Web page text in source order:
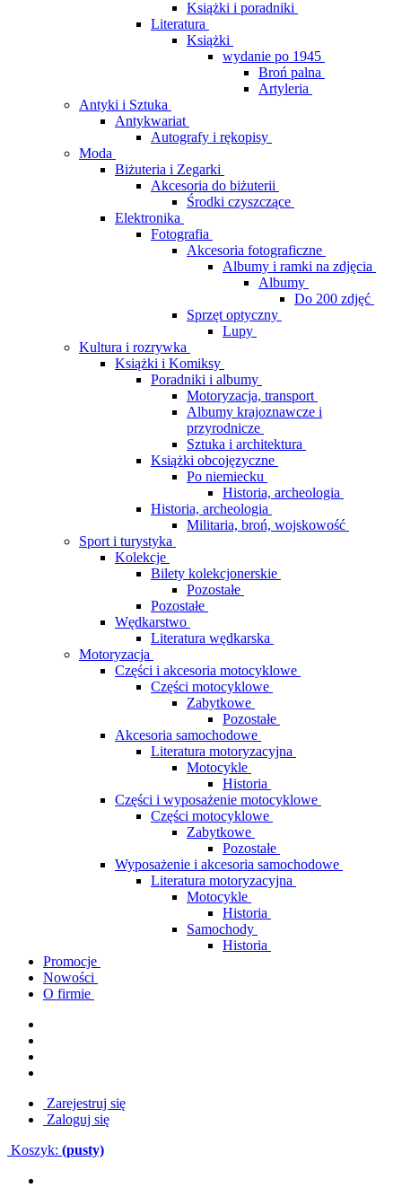
Książki i poradniki
Literatura
Książki
wydanie po 1945
Broń palna
Artyleria
Antyki i Sztuka
Antykwariat
Autografy i rękopisy
Moda
Biżuteria i Zegarki
Akcesoria do biżuterii
Środki czyszczące
Elektronika
Fotografia
Akcesoria fotograficzne
Albumy i ramki na zdjęcia
Albumy
Do 200 zdjęć
Sprzęt optyczny
Lupy
Kultura i rozrywka
Książki i Komiksy
Poradniki i albumy
Motoryzacja, transport
Albumy krajoznawcze i
przyrodnicze
Sztuka i architektura
Książki obcojęzyczne
Po niemiecku
Historia, archeologia
Historia, archeologia
Militaria, broń, wojskowość
Sport i turystyka
Kolekcje
Bilety kolekcjonerskie
Pozostałe
Pozostałe
Wędkarstwo
Literatura wędkarska
Motoryzacja
Części i akcesoria motocyklowe
Części motocyklowe
Zabytkowe
Pozostałe
Akcesoria samochodowe
Literatura motoryzacyjna
Motocykle
Historia
Części i wyposażenie motocyklowe
Części motocyklowe
Zabytkowe
Pozostałe
Wyposażenie i akcesoria samochodowe
Literatura motoryzacyjna
Motocykle
Historia
Samochody
Historia
Promocje
Nowości
O firmie
Zarejestruj się
Zaloguj się
Koszyk: (pusty)